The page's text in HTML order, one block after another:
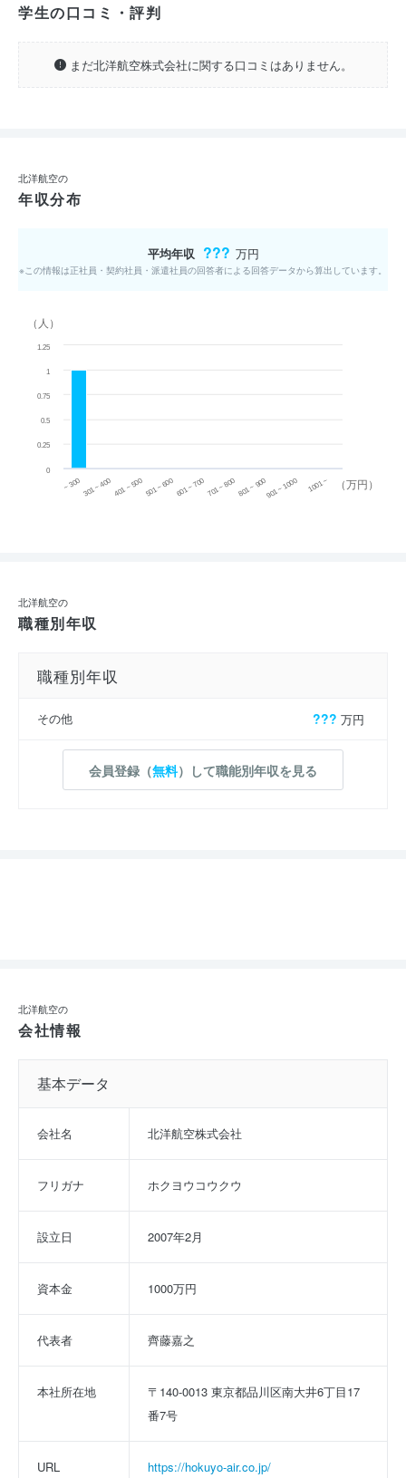
学生の口コミ・評判
まだ北洋航空株式会社に関する口コミはありません。
北洋航空の
年収分布
平均年収 ??? 万円
※この情報は正社員・契約社員・派遣社員の回答者による回答データから算出しています。
（万円）
（人）
~ 300 301 ~ 400 401 ~ 500501 ~ 600601 ~ 700701 ~ 800801 ~ 900901 ~ 1000 1001 ~
0
1
0.25
0.5
0.75
1.25
北洋航空の
職種別年収
職種別年収
その他 ??? 万円
会員登録（無料）して職能別年収を見る
北洋航空の
会社情報
基本データ
会社名 北洋航空株式会社
フリガナ ホクヨウコウクウ
設立日 2007年2月
資本金 1000万円
代表者 齊藤嘉之
本社所在地
〒140-0013 東京都品川区南大井6丁目17
番7号
URL https://hokuyo-air.co.jp/